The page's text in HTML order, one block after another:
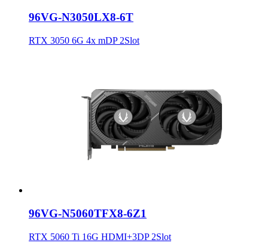
96VG-N3050LX8-6T
RTX 3050 6G 4x mDP 2Slot
96VG-N5060TFX8-6Z1
RTX 5060 Ti 16G HDMI+3DP 2Slot